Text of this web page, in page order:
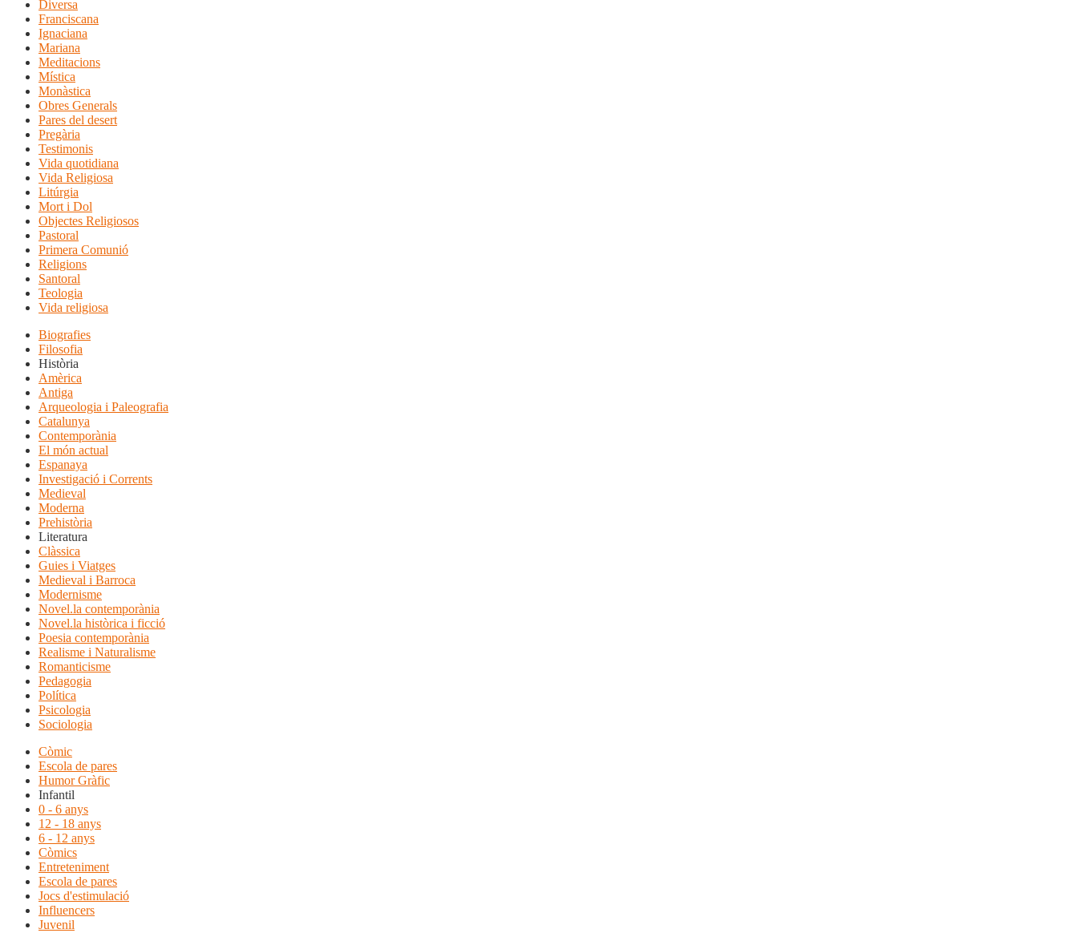
Diversa
Franciscana
Ignaciana
Mariana
Meditacions
Mística
Monàstica
Obres Generals
Pares del desert
Pregària
Testimonis
Vida quotidiana
Vida Religiosa
Litúrgia
Mort i Dol
Objectes Religiosos
Pastoral
Primera Comunió
Religions
Santoral
Teologia
Vida religiosa
Biografies
Filosofia
Història
Amèrica
Antiga
Arqueologia i Paleografia
Catalunya
Contemporània
El món actual
Espanaya
Investigació i Corrents
Medieval
Moderna
Prehistòria
Literatura
Clàssica
Guies i Viatges
Medieval i Barroca
Modernisme
Novel.la contemporània
Novel.la històrica i ficció
Poesia contemporània
Realisme i Naturalisme
Romanticisme
Pedagogia
Política
Psicologia
Sociologia
Còmic
Escola de pares
Humor Gràfic
Infantil
0 - 6 anys
12 - 18 anys
6 - 12 anys
Còmics
Entreteniment
Escola de pares
Jocs d'estimulació
Influencers
Juvenil